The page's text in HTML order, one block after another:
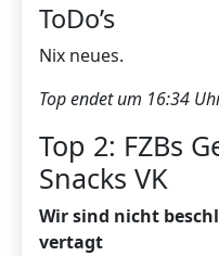
ToDo’s
Nix neues.
Top endet um 16:34
Top 2: FZBs
Snacks VK
Wir sind nicht
vertagt